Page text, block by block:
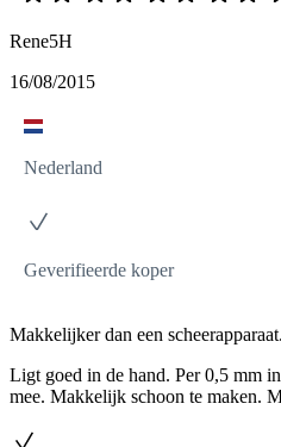
Rene5H
16/08/2015
Nederland
Geverifieerde koper
Makkelijker dan een
Ligt goed in de hand. Per 0,5 mm
mee. Makkelijk schoon te maken.